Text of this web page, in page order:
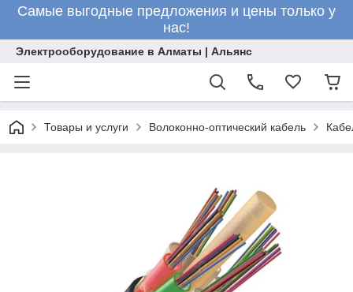
Самые выгодные предложения и цены только у
нас!
Электрооборудование в Алматы | Альянс
Товары и услуги Волоконно-оптический кабель